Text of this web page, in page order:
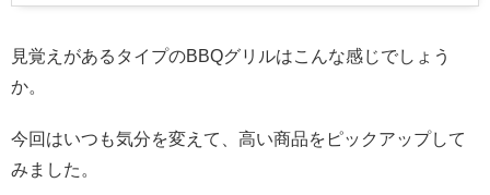
見覚えがあるタイプのBBQグリルはこんな感じでしょう
か。
今回はいつも気分を変えて、高い商品をピックアップして
みました。